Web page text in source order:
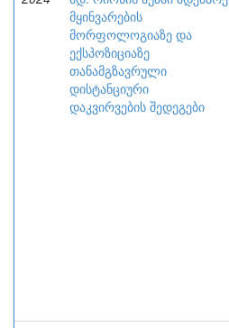
მყინვარების
მორფოლოგიაზე და
ექსპოზიციაზე
თანამგზავრული
დისტანციური
დაკვირვების შედეგები